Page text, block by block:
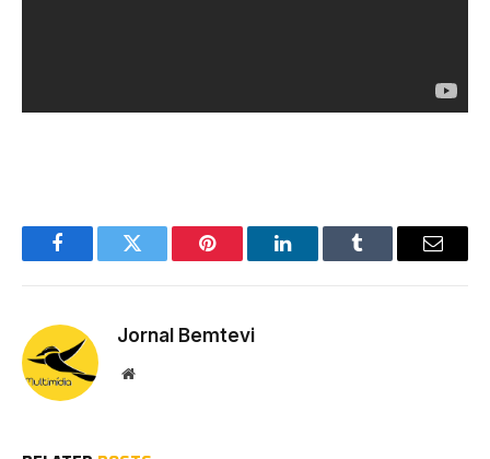
FacebookTwitter Pinterest LinkedInTumblr Email
Jornal Bemtevi
Website